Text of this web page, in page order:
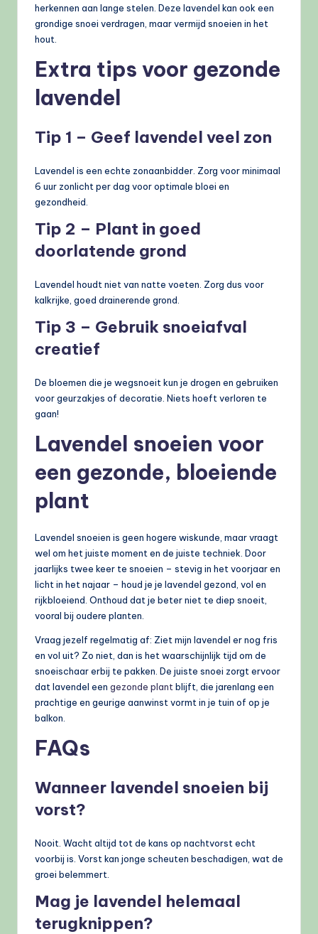
herkennen aan lange stelen. Deze lavendel kan ook een
grondige snoei verdragen, maar vermijd snoeien in het
hout.
Extra tips voor gezonde
lavendel
Tip 1 – Geef lavendel veel zon
Lavendel is een echte zonaanbidder. Zorg voor minimaal
6 uur zonlicht per dag voor optimale bloei en
gezondheid.
Tip 2 – Plant in goed
doorlatende grond
Lavendel houdt niet van natte voeten. Zorg dus voor
kalkrijke, goed drainerende grond.
Tip 3 – Gebruik snoeiafval
creatief
De bloemen die je wegsnoeit kun je drogen en gebruiken
voor geurzakjes of decoratie. Niets hoeft verloren te
gaan!
Lavendel snoeien voor
een gezonde, bloeiende
plant
Lavendel snoeien is geen hogere wiskunde, maar vraagt
wel om het juiste moment en de juiste techniek. Door
jaarlijks twee keer te snoeien – stevig in het voorjaar en
licht in het najaar – houd je je lavendel gezond, vol en
rijkbloeiend. Onthoud dat je beter niet te diep snoeit,
vooral bij oudere planten.
Vraag jezelf regelmatig af: Ziet mijn lavendel er nog fris
en vol uit? Zo niet, dan is het waarschijnlijk tijd om de
snoeischaar erbij te pakken. De juiste snoei zorgt ervoor
dat lavendel een gezonde plant blijft, die jarenlang een
prachtige en geurige aanwinst vormt in je tuin of op je
balkon.
FAQs
Wanneer lavendel snoeien bij
vorst?
Nooit. Wacht altijd tot de kans op nachtvorst echt
voorbij is. Vorst kan jonge scheuten beschadigen, wat de
groei belemmert.
Mag je lavendel helemaal
terugknippen?